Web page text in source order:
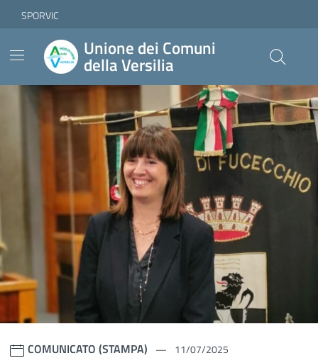
Skip to Main Content
Vai ai contenuti
Vai al footer
SPORVIC
Unione dei Comuni
della Versilia
Contenuti in evidenza
COMUNICATO (STAMPA) 11/07/2025